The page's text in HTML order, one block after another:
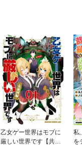
乙女ゲー世界はモブに
厳しい世界です【共和
私
を